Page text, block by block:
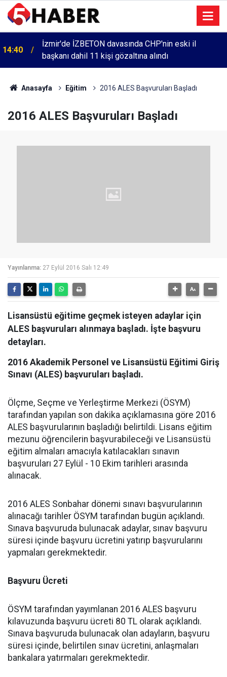
14:40
İzmir'de İZBETON davasında CHP'nin eski il
başkanı dahil 11 kişi gözaltına alındı
Anasayfa Eğitim 2016 ALES Başvuruları Başladı
2016 ALES Başvuruları Başladı
Yayınlanma: 27 Eylül 2016 Salı 12:49
Lisansüstü eğitime geçmek isteyen adaylar için
ALES başvuruları alınmaya başladı. İşte başvuru
detayları.
2016 Akademik Personel ve Lisansüstü Eğitimi Giriş
Sınavı (ALES) başvuruları başladı.
Ölçme, Seçme ve Yerleştirme Merkezi (ÖSYM)
tarafından yapılan son dakika açıklamasına göre 2016
ALES başvurularının başladığı belirtildi. Lisans eğitim
mezunu öğrencilerin başvurabileceği ve Lisansüstü
eğitim almaları amacıyla katılacakları sınavın
başvuruları 27 Eylül - 10 Ekim tarihleri arasında
alınacak.
2016 ALES Sonbahar dönemi sınavı başvurularının
alınacağı tarihler ÖSYM tarafından bugün açıklandı.
Sınava başvuruda bulunacak adaylar, sınav başvuru
süresi içinde başvuru ücretini yatırıp başvurularını
yapmaları gerekmektedir.
Başvuru Ücreti
ÖSYM tarafından yayımlanan 2016 ALES başvuru
kılavuzunda başvuru ücreti 80 TL olarak açıklandı.
Sınava başvuruda bulunacak olan adayların, başvuru
süresi içinde, belirtilen sınav ücretini, anlaşmaları
bankalara yatırmaları gerekmektedir.